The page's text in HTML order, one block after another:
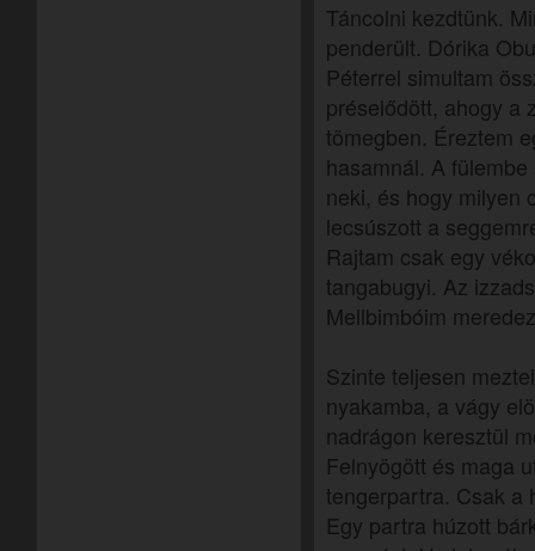
Táncolni kezdtünk.
penderült. Dórika
Péterrel simultam
préselődött, ahogy a
tömegben. Éreztem
hasamnál. A
neki, és hogy milyen
lecsúszott a
Rajtam csak egy
tangabugyi. Az
Mellbimbóim
Szinte teljesen
nyakamba, a vágy
nadrágon keresztül
Felnyögött és maga
tengerpartra. Csak a
Egy partra húzott